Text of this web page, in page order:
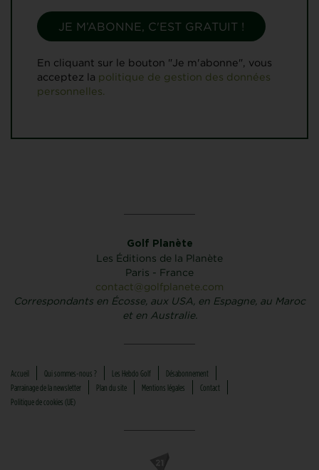
En cliquant sur le bouton "Je m'abonne", vous
acceptez la politique de gestion des données
personnelles.
Golf Planète
Les Éditions de la Planète
Paris - France
contact@golfplanete.com
Correspondants en Écosse, aux USA, en Espagne, au Maroc
et en Australie.
Accueil Qui sommes-nous ? Les Hebdo Golf
Désabonnement
Parrainage de la newsletter
Plan du site Mentions légales
Contact
Politique de cookies (UE)